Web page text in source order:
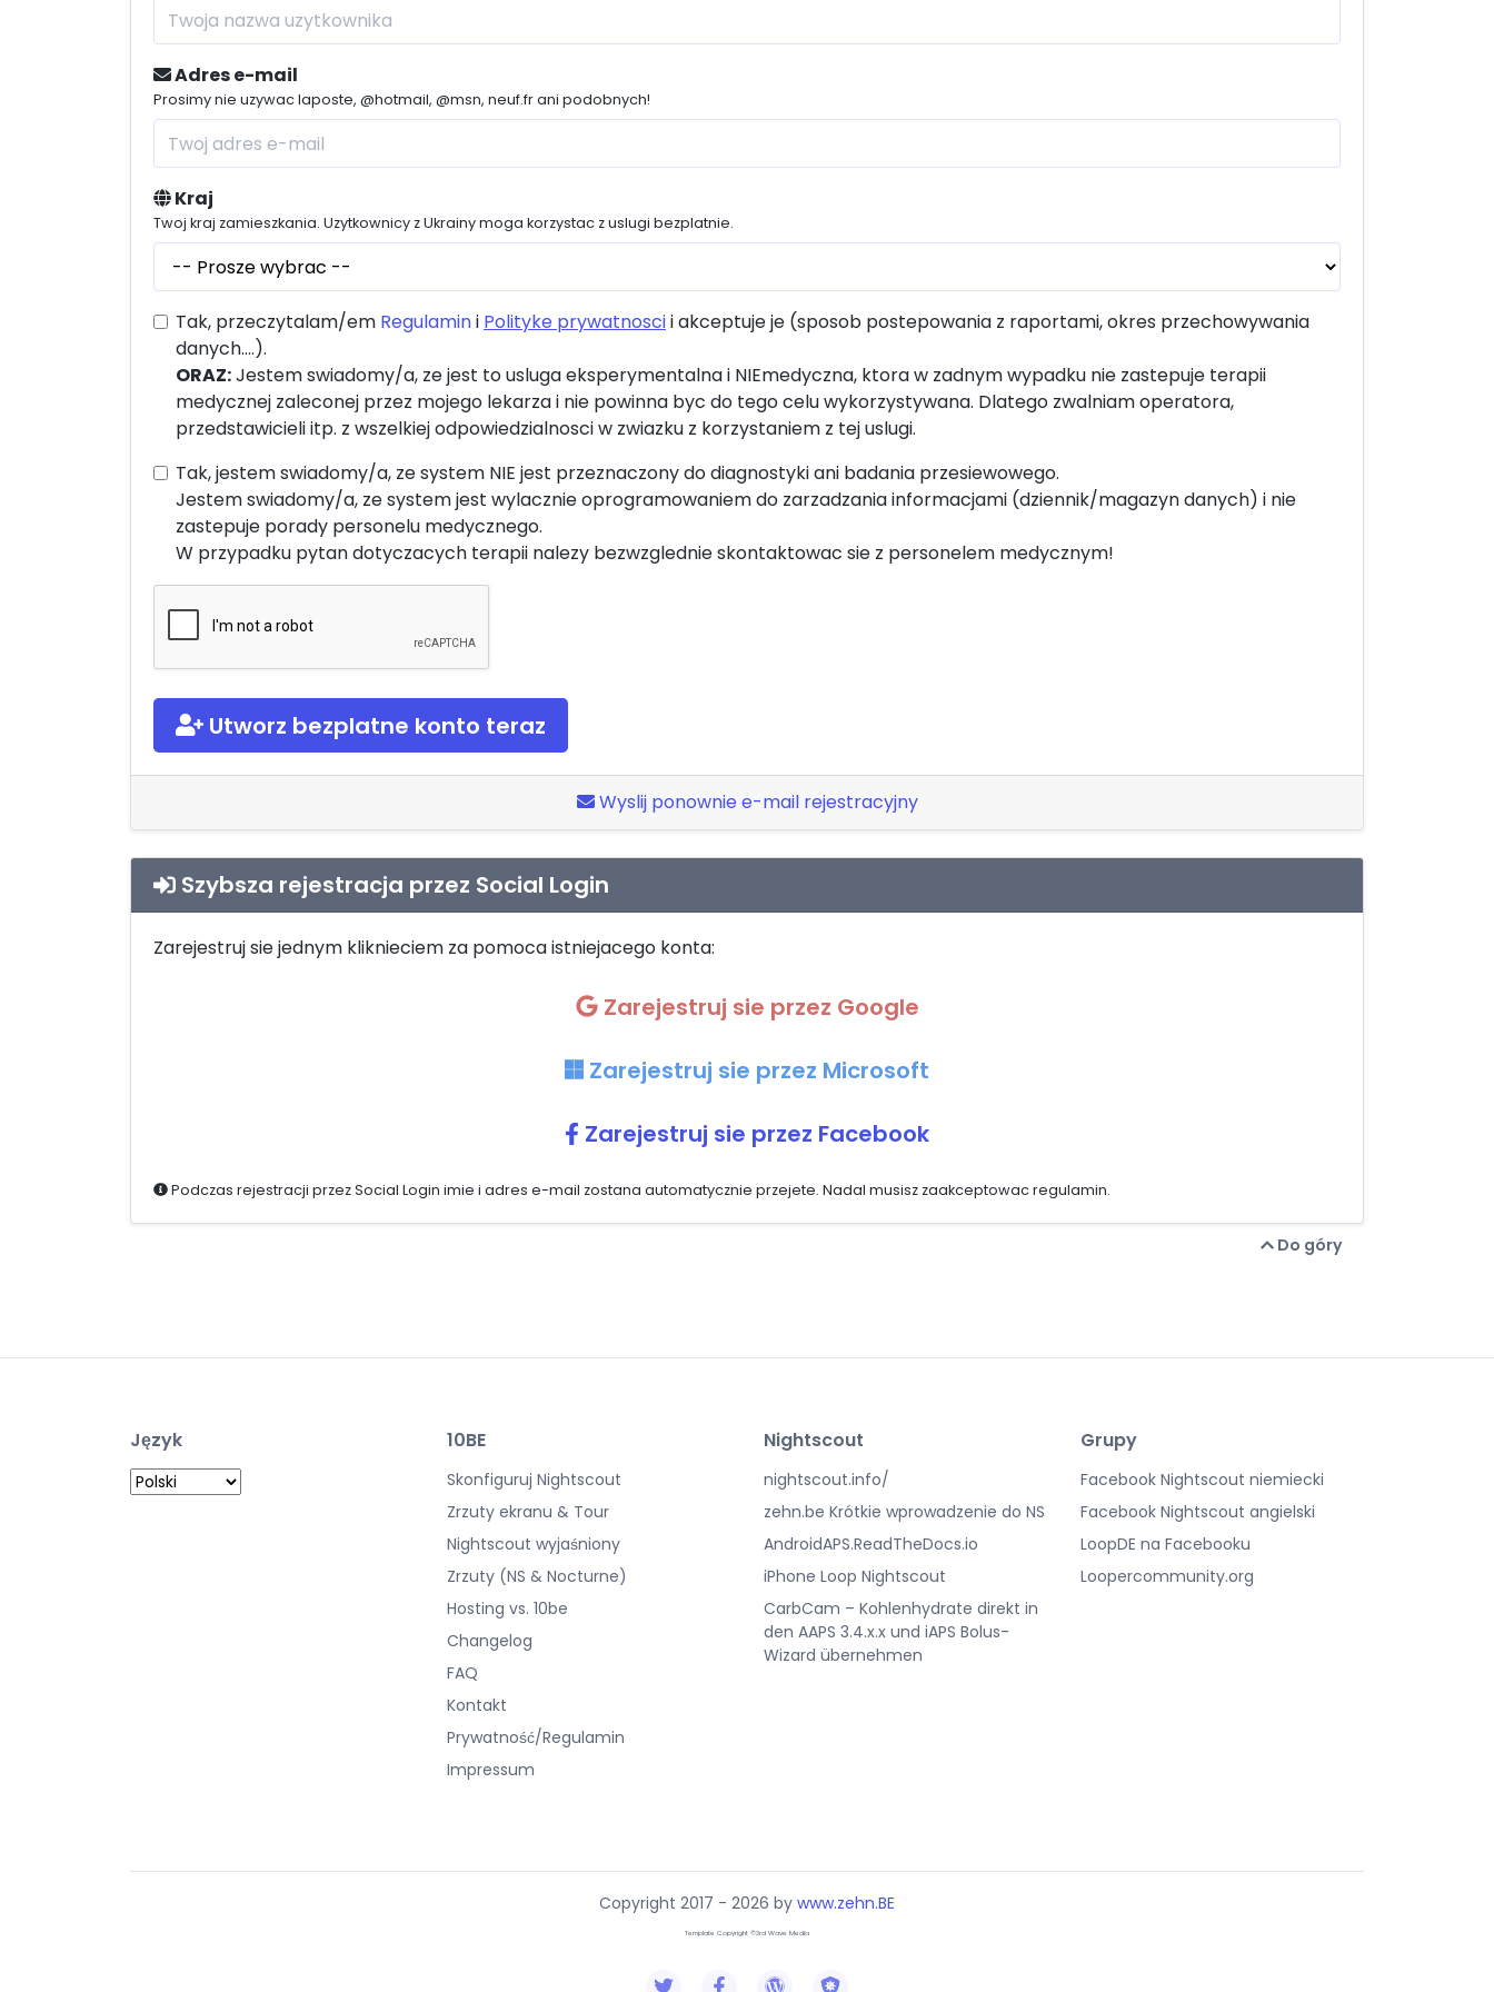
Adres e-mail
Prosimy nie uzywac laposte, @hotmail, @msn, neuf.fr ani podobnych!
Kraj
Twoj kraj zamieszkania. Uzytkownicy z Ukrainy moga korzystac z uslugi bezplatnie.
Tak, przeczytalam/em Regulamini Polityke prywatnoscii akceptuje je (sposob postepowania z raportami, okres przechowywania
danych....).
ORAZ:Jestem swiadomy/a, ze jest to usluga eksperymentalna i NIEmedyczna, ktora w zadnym wypadku nie zastepuje terapii
medycznej zaleconej przez mojego lekarza i nie powinna byc do tego celu wykorzystywana. Dlatego zwalniam operatora,
przedstawicieli itp. z wszelkiej odpowiedzialnosci w zwiazku z korzystaniem z tej uslugi.
Tak, jestem swiadomy/a, ze system NIE jest przeznaczony do diagnostyki ani badania przesiewowego.
Jestem swiadomy/a, ze system jest wylacznie oprogramowaniem do zarzadzania informacjami (dziennik/magazyn danych) i nie
zastepuje porady personelu medycznego.
W przypadku pytan dotyczacych terapii nalezy bezwzglednie skontaktowac sie z personelem medycznym!
Utworz bezplatne konto teraz
Wyslij ponownie e-mail rejestracyjny
Szybsza rejestracja przez Social Login
Zarejestruj sie jednym kliknieciem za pomoca istniejacego konta:
Zarejestruj sie przez Google
Zarejestruj sie przez Microsoft
Zarejestruj sie przez Facebook
Podczas rejestracji przez Social Login imie i adres e-mail zostana automatycznie przejete. Nadal musisz zaakceptowac regulamin.
Do góry
Język 10BE
Skonfiguruj Nightscout
Zrzuty ekranu & Tour
Nightscout wyjaśniony
Zrzuty (NS & Nocturne)
Hosting vs. 10be
Changelog
FAQ
Kontakt
Prywatność/Regulamin
Impressum
Nightscout
nightscout.info/
zehn.be Krótkie wprowadzenie do NS
AndroidAPS.ReadTheDocs.io
iPhone Loop Nightscout
CarbCam – Kohlenhydrate direkt in
den AAPS 3.4.x.x und iAPS Bolus-
Wizard übernehmen
Grupy
Facebook Nightscout niemiecki
Facebook Nightscout angielski
LoopDE na Facebooku
Loopercommunity.org
Copyright 2017 - 2026 by www.zehn.BE
Template Copyright ©3rd Wave Media